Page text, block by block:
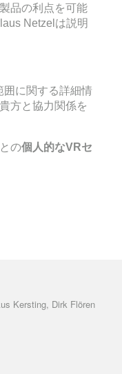
品の利点を可能
Netzelは説明
に関する詳細情
方と協力関係を
の個人的なVRセ
Kersting, Dirk Flören